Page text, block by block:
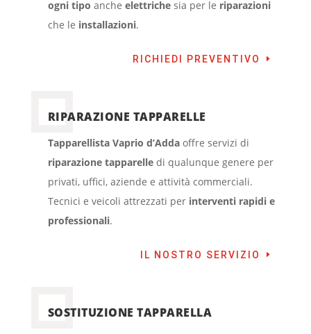
ogni tipo anche elettrichesia per le riparazioni
che le installazioni.
RICHIEDI PREVENTIVO
RIPARAZIONE TAPPARELLE
Tapparellista Vaprio d’Addaoffre servizi di
riparazione tapparelledi qualunque genere per
privati, uffici, aziende e attività commerciali.
Tecnici e veicoli attrezzati per interventi rapidi e
professionali.
IL NOSTRO SERVIZIO
SOSTITUZIONE TAPPARELLA